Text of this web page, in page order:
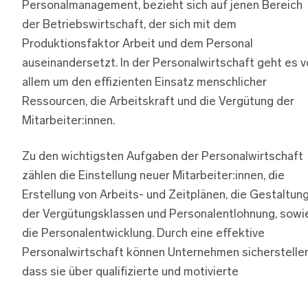
Personalmanagement, bezieht sich auf jenen Bereich
der Betriebswirtschaft, der sich mit dem
Produktionsfaktor Arbeit und dem Personal
auseinandersetzt. In der Personalwirtschaft geht es
allem um den effizienten Einsatz menschlicher
Ressourcen, die Arbeitskraft und die Vergütung der
Mitarbeiter:innen.
Zu den wichtigsten Aufgaben der Personalwirtschaft
zählen die Einstellung neuer Mitarbeiter:innen, die
Erstellung von Arbeits- und Zeitplänen, die
der Vergütungsklassen und Personalentlohnung,
die Personalentwicklung. Durch eine effektive
Personalwirtschaft können Unternehmen
dass sie über qualifizierte und motivierte